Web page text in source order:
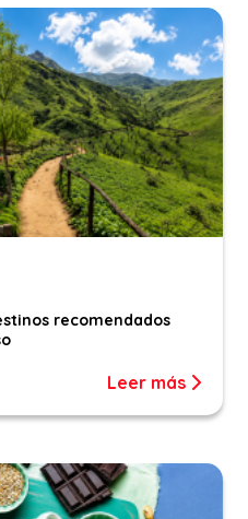
recomendados
Leer más